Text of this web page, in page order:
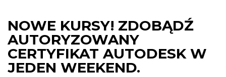
NOWE KURSY! ZDOBĄDŹ
AUTORYZOWANY
CERTYFIKAT AUTODESK W
JEDEN WEEKEND.